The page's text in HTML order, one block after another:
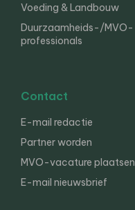
Voeding & Landbouw
Duurzaamheids-/MVO-
professionals
Contact
E-mail redactie
Partner worden
MVO-vacature plaatsen
E-mail nieuwsbrief